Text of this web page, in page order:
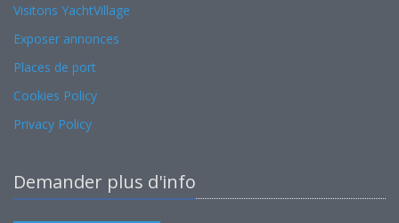
Visitons YachtVillage
Exposer annonces
Places de port
Cookies Policy
Privacy Policy
Demander plus d'info